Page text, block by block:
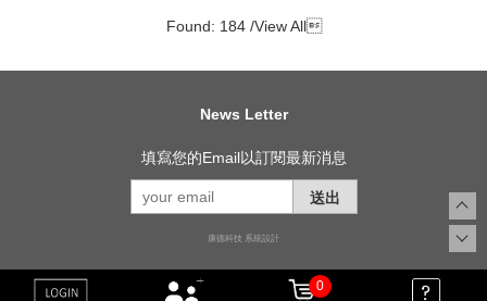
Found: 184 /View All
News Letter
填寫您的Email以訂閱最新消息
送出
康德科技 系統設計
0